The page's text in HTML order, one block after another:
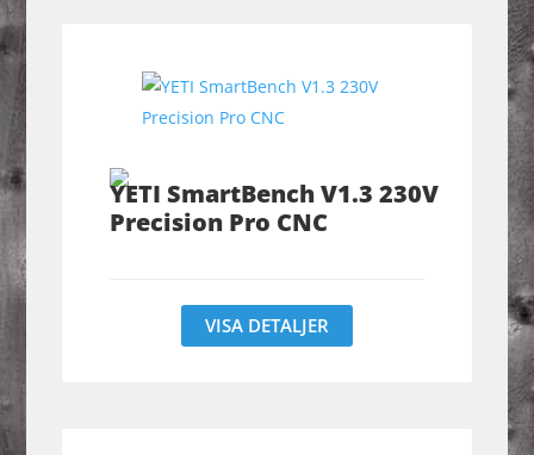
YETI SmartBench V1.3 230V
Precision Pro CNC
VISA DETALJER